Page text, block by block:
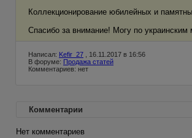
Коллекционирование юбилейных и
Спасибо за внимание! Могу по
Написал: Kefir_27 , 16.11.2017 в 16:56
В форуме: Продажа статей
Комментариев: нет
Комментарии
Нет комментариев